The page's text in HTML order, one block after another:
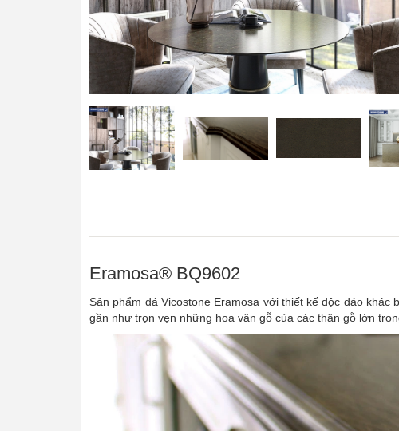
Eramosa® BQ9602
Sản phẩm đá Vicostone Eramosa với thiết kế độc đáo
gần như trọn vẹn những hoa vân gỗ của các thân gỗ lớn